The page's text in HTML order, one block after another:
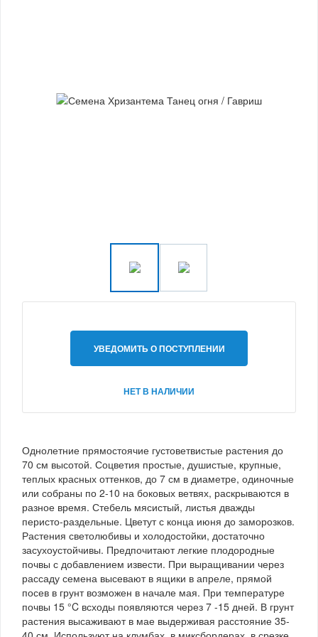
УВЕДОМИТЬ О ПОСТУПЛЕНИИ
НЕТ В НАЛИЧИИ
Однолетние прямостоячие густоветвистые растения до
70 см высотой. Соцветия простые, душистые, крупные,
теплых красных оттенков, до 7 см в диаметре, одиночные
или собраны по 2-10 на боковых ветвях, раскрываются в
разное время. Стебель мясистый, листья дважды
перисто-раздельные. Цветут с конца июня до заморозков.
Растения светолюбивы и холодостойки, достаточно
засухоустойчивы. Предпочитают легкие плодородные
почвы с добавлением извести. При выращивании через
рассаду семена высевают в ящики в апреле, прямой
посев в грунт возможен в начале мая. При температуре
почвы 15 °C всходы появляются через 7 -15 дней. В грунт
растения высаживают в мае выдерживая расстояние 35-